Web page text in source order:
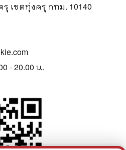
เขตทุ่งครุ กทม. 10140
- 20.00 น.